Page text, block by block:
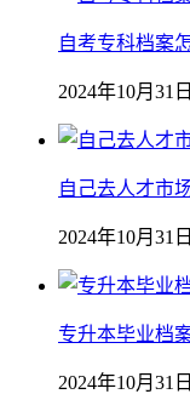
自考专科档案
2024年10月31日
自己去人才市
2024年10月31日
专升本毕业档
2024年10月31日